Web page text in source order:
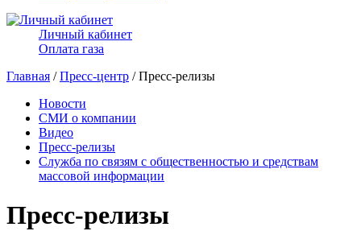
Личный кабинет
Оплата газа
Главная /Пресс-центр / Пресс-релизы
Новости
СМИ о компании
Видео
Пресс-релизы
Служба по связям с общественностью и средствам
массовой информации
Пресс-релизы